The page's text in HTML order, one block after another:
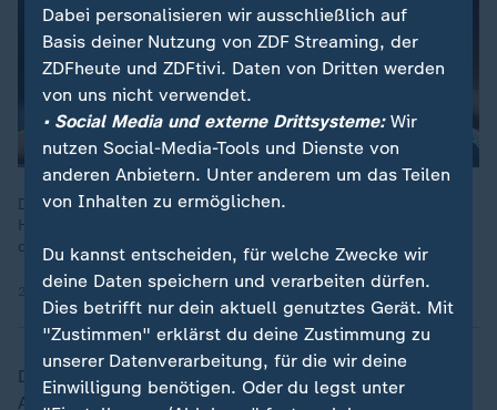
Der Bolzplatz über die Faktoren, warum es der 1. FC
Heidenheim von der sechsten Liga in die Bundesliga und in
den Europapokal geschafft hat.
26.09.2024 | 12:36 min
Der Offensivspieler profitierte davon, dass FCH-
Abwehrchef Patrick Mainka den Ball unglücklich zu
Dabei personalisieren wir ausschließlich auf
Basis deiner Nutzung von ZDF Streaming, der
ZDFheute und ZDFtivi. Daten von Dritten werden
von uns nicht verwendet.
• Social Media und externe Drittsysteme:Wir
nutzen Social-Media-Tools und Dienste von
anderen Anbietern. Unter anderem um das Teilen
von Inhalten zu ermöglichen.
Du kannst entscheiden, für welche Zwecke wir
deine Daten speichern und verarbeiten dürfen.
Dies betrifft nur dein aktuell genutztes Gerät. Mit
"Zustimmen" erklärst du deine Zustimmung zu
unserer Datenverarbeitung, für die wir deine
Einwilligung benötigen. Oder du legst unter